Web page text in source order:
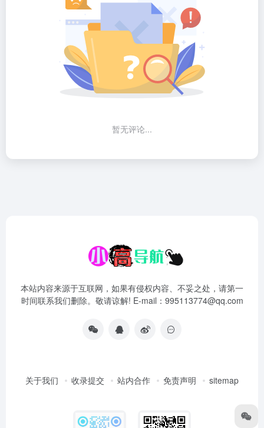
暂无评论...
本站内容来源于互联网，如果有侵权内容、不妥之处，请第一
时间联系我们删除。敬请谅解! E-mail：995113774@qq.com
关于我们 收录提交 站内合作 免责声明 sitemap